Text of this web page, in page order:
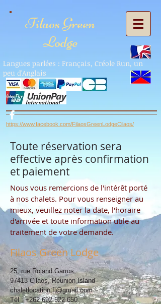
Filaos Green
Lodge
Langues parlées : Français, Créole Run, un
peu d'Anglais
https://www.facebook.com/FilaosGreenLodgeCilaos/
Toute réservation sera
effective après confirmation
et paiement
Nous vous remercions de l'intérêt porté
à nos chalets. Pour vous renseigner au
mieux, veuillez noter la date, l'horaire
d'arrivée et toute information utile au
traitement de votre demande.
Filaos Green Lodge
25, rue Roland Garros,
97413 Cilaos, Réunion Island
chaletlocation.fl@gmail.com
Tél :+262 692 522 650